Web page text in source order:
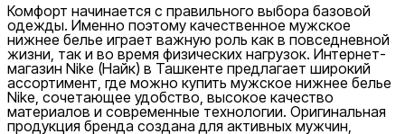
Комфорт начинается с правильного выбора базовой
одежды. Именно поэтому качественное мужское
нижнее белье играет важную роль как в повседневной
жизни, так и во время физических нагрузок. Интернет-
магазин Nike (Найк) в Ташкенте предлагает широкий
ассортимент, где можно купить мужское нижнее белье
Nike, сочетающее удобство, высокое качество
материалов и современные технологии. Оригинальная
продукция бренда создана для активных мужчин,